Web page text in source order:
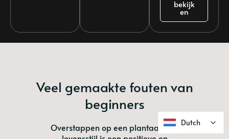
bekijk
en
Veel gemaakte fouten van
beginners
Overstappen op een plantaardige Dutch
Dutch